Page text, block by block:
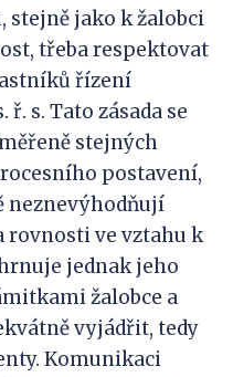
stejně jako k žalobci
třeba respektovat
řízení
ř. s. Tato zásada se
stejných
postavení,
neznevýhodňují
rovnosti ve vztahu k
jednak jeho
žalobce a
vyjádřit, tedy
Komunikaci